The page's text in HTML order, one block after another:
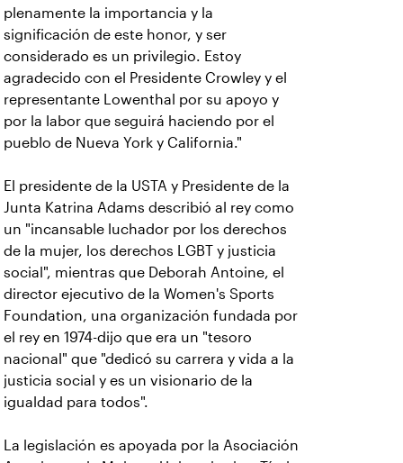
plenamente la importancia y la
significación de este honor, y ser
considerado es un privilegio. Estoy
agradecido con el Presidente Crowley y el
representante Lowenthal por su apoyo y
por la labor que seguirá haciendo por el
pueblo de Nueva York y California."
El presidente de la USTA y Presidente de la
Junta Katrina Adams describió al rey como
un "incansable luchador por los derechos
de la mujer, los derechos LGBT y justicia
social", mientras que Deborah Antoine, el
director ejecutivo de la Women's Sports
Foundation, una organización fundada por
el rey en 1974-dijo que era un "tesoro
nacional" que "dedicó su carrera y vida a la
justicia social y es un visionario de la
igualdad para todos".
La legislación es apoyada por la Asociación